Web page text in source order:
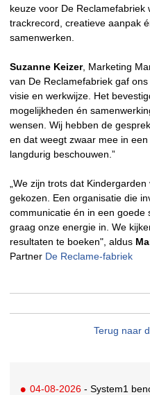
keuze voor De
trackrecord, creatieve aanpak
samenwerken.
Suzanne Keizer, Marketing
van De Reclamefabriek gaf
visie en werkwijze. Het
mogelijkheden én
wensen. Wij hebben de
en dat weegt zwaar mee in
langdurig beschouwen.”
„We zijn trots dat
gekozen. Een organisatie die
communicatie én in een goede
graag onze energie in. We
resultaten te boeken", aldus
Partner De Reclame-fabriek
Terug naar
04-08-2026 - System1 benoemt